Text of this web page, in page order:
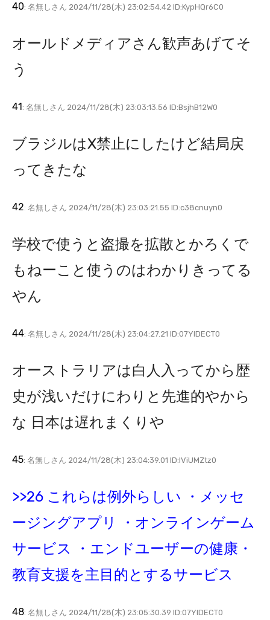
40: 名無しさん 2024/11/28(木) 23:02:54.42 ID:KypHQr6C0
オールドメディアさん歓声あげてそ
う
41: 名無しさん 2024/11/28(木) 23:03:13.56 ID:BsjhB12W0
ブラジルはX禁止にしたけど結局戻
ってきたな
42: 名無しさん 2024/11/28(木) 23:03:21.55 ID:c38cnuyn0
学校で使うと盗撮を拡散とかろくで
もねーこと使うのはわかりきってる
やん
44: 名無しさん 2024/11/28(木) 23:04:27.21 ID:07YIDECT0
オーストラリアは白人入ってから歴
史が浅いだけにわりと先進的やから
な 日本は遅れまくりや
45: 名無しさん 2024/11/28(木) 23:04:39.01 ID:IViUMZtz0
>>26 これらは例外らしい ・メッセ
ージングアプリ ・オンラインゲーム
サービス ・エンドユーザーの健康・
教育支援を主目的とするサービス
48: 名無しさん 2024/11/28(木) 23:05:30.39 ID:07YIDECT0